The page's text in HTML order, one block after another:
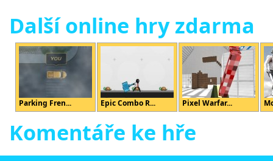
Další online hry zdarma
Parking Fren... Epic Combo R... Pixel Warfar...
Komentáře ke hře